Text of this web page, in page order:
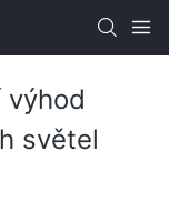
výhod
světel